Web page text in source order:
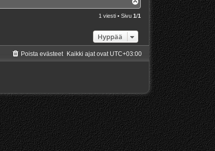
l
ö
1 viesti • Sivu 1/1
Hyppää
Kaikki ajat ovat UTC+03:00
Poista evästeet